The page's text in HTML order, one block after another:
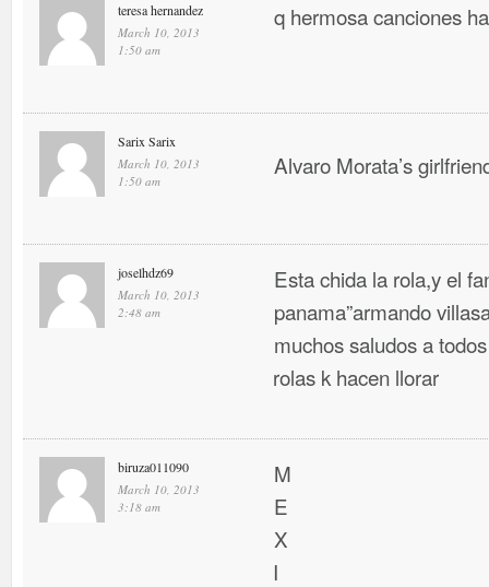
teresa hernandez
March 10, 2013
1:50 am
q hermosa canciones
Sarix Sarix
March 10, 2013
1:50 am
Alvaro Morata’s
joselhdz69
March 10, 2013
2:48 am
Esta chida la rola,y el
panama”armando
muchos saludos a
rolas k hacen llorar
biruza011090
March 10, 2013
3:18 am
M
E
X
I